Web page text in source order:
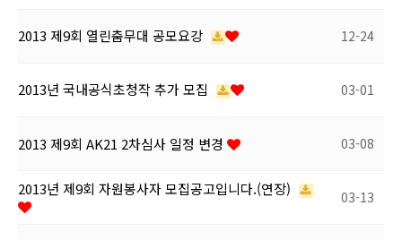
2013 제9회 열린춤무대 공모요강 12-24
2013년 국내공식초청작 추가 모집 03-01
2013 제9회 AK21 2차심사 일정 변경 03-08
2013년 제9회 자원봉사자 모집공고입니다.(연장) 03-13